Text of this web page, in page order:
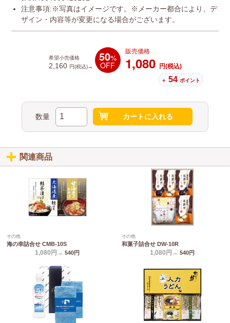
注意事項:※写真はイメージです。※メーカー都合により、デ
ザイン・内容等が変更になる場合がございます。
希望小売価格
2,160 円(税込)→
50%
OFF
販売価格
1,080 円(税込)
＋ 54 ポイント
数量 カートに入れる
関連商品
その他
海の幸詰合せ CMB-10S
1,080円→ 540円
その他
和菓子詰合せ DW-10R
1,080円→ 540円